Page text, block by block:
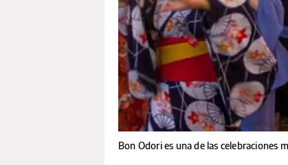
Bon Odori es una de las celebraciones